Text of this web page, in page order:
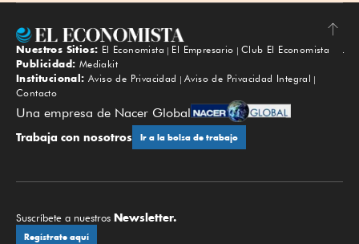
Subir
Nuestros Sitios: El Economista El Empresario
Club El Economista
Publicidad: Mediakit
Institucional: Aviso de Privacidad
Aviso de Privacidad Integral
Contacto
Una empresa de Nacer Global
Trabaja con nosotros Ir a la bolsa de trabajo
Suscríbete a nuestros Newsletter.
Regístrate aquí